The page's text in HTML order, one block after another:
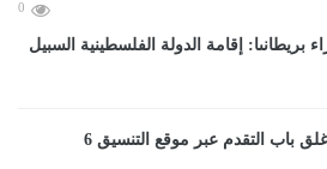
0
إقامة الدولة الفلسطينية السبيل